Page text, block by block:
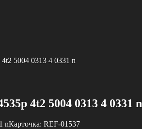
5004 0313 4 0331 n
4t2 5004 0313 4 0331 n
nКарточка: REF-01537